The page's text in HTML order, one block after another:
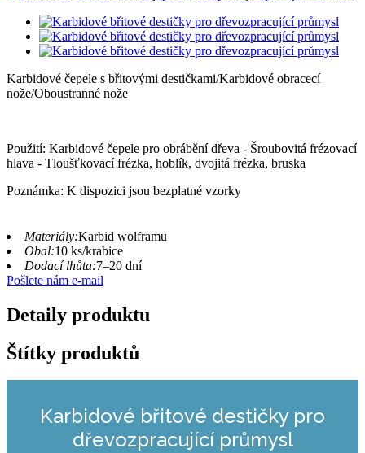
Karbidové čepele s břitovými destičkami/Karbidové obracecí
nože/Oboustranné nože
Použití: Karbidové čepele pro obrábění dřeva - Šroubovitá frézovací
hlava - Tloušťkovací frézka, hoblík, dvojitá frézka, bruska
Poznámka: K dispozici jsou bezplatné vzorky
Materiály:Karbid wolframu
Obal:10 ks/krabice
Dodací lhůta:7–20 dní
Pošlete nám e-mail
Detaily produktu
Štítky produktů
Karbidové břitové destičky pro
dřevozpracující průmysl